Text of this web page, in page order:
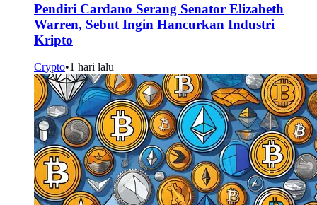
Pendiri Cardano Serang Senator Elizabeth
Warren, Sebut Ingin Hancurkan Industri
Kripto
Crypto•1 hari lalu